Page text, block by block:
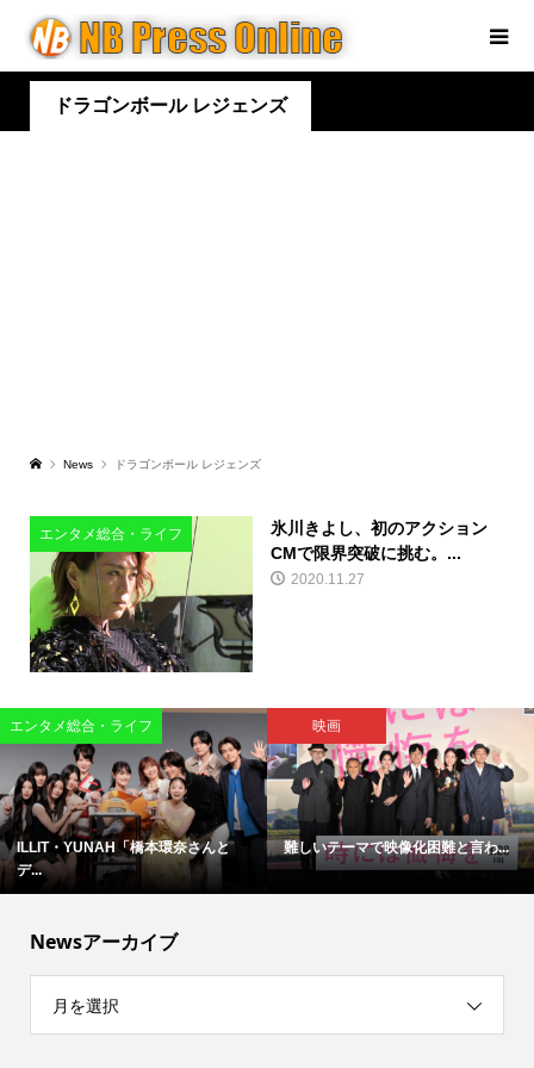
ドラゴンボール レジェンズ
News ドラゴンボール レジェンズ
エンタメ総合・ライフ
氷川きよし、初のアクション
CMで限界突破に挑む。...
2020.11.27
エンタメ総合・ライフ
ILLIT・YUNAH「橋本環奈さんと
デ...
映画
難しいテーマで映像化困難と言わ...
Newsアーカイブ
月を選択